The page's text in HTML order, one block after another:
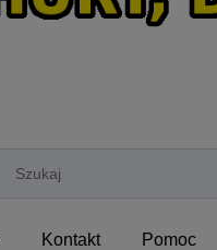
Kontakt Pomoc